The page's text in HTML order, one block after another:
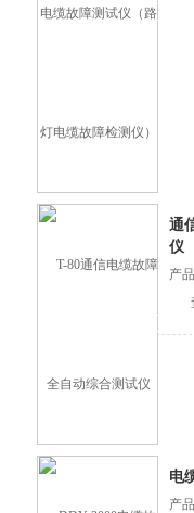
通
仪
产
电
产